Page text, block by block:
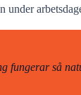
under
så